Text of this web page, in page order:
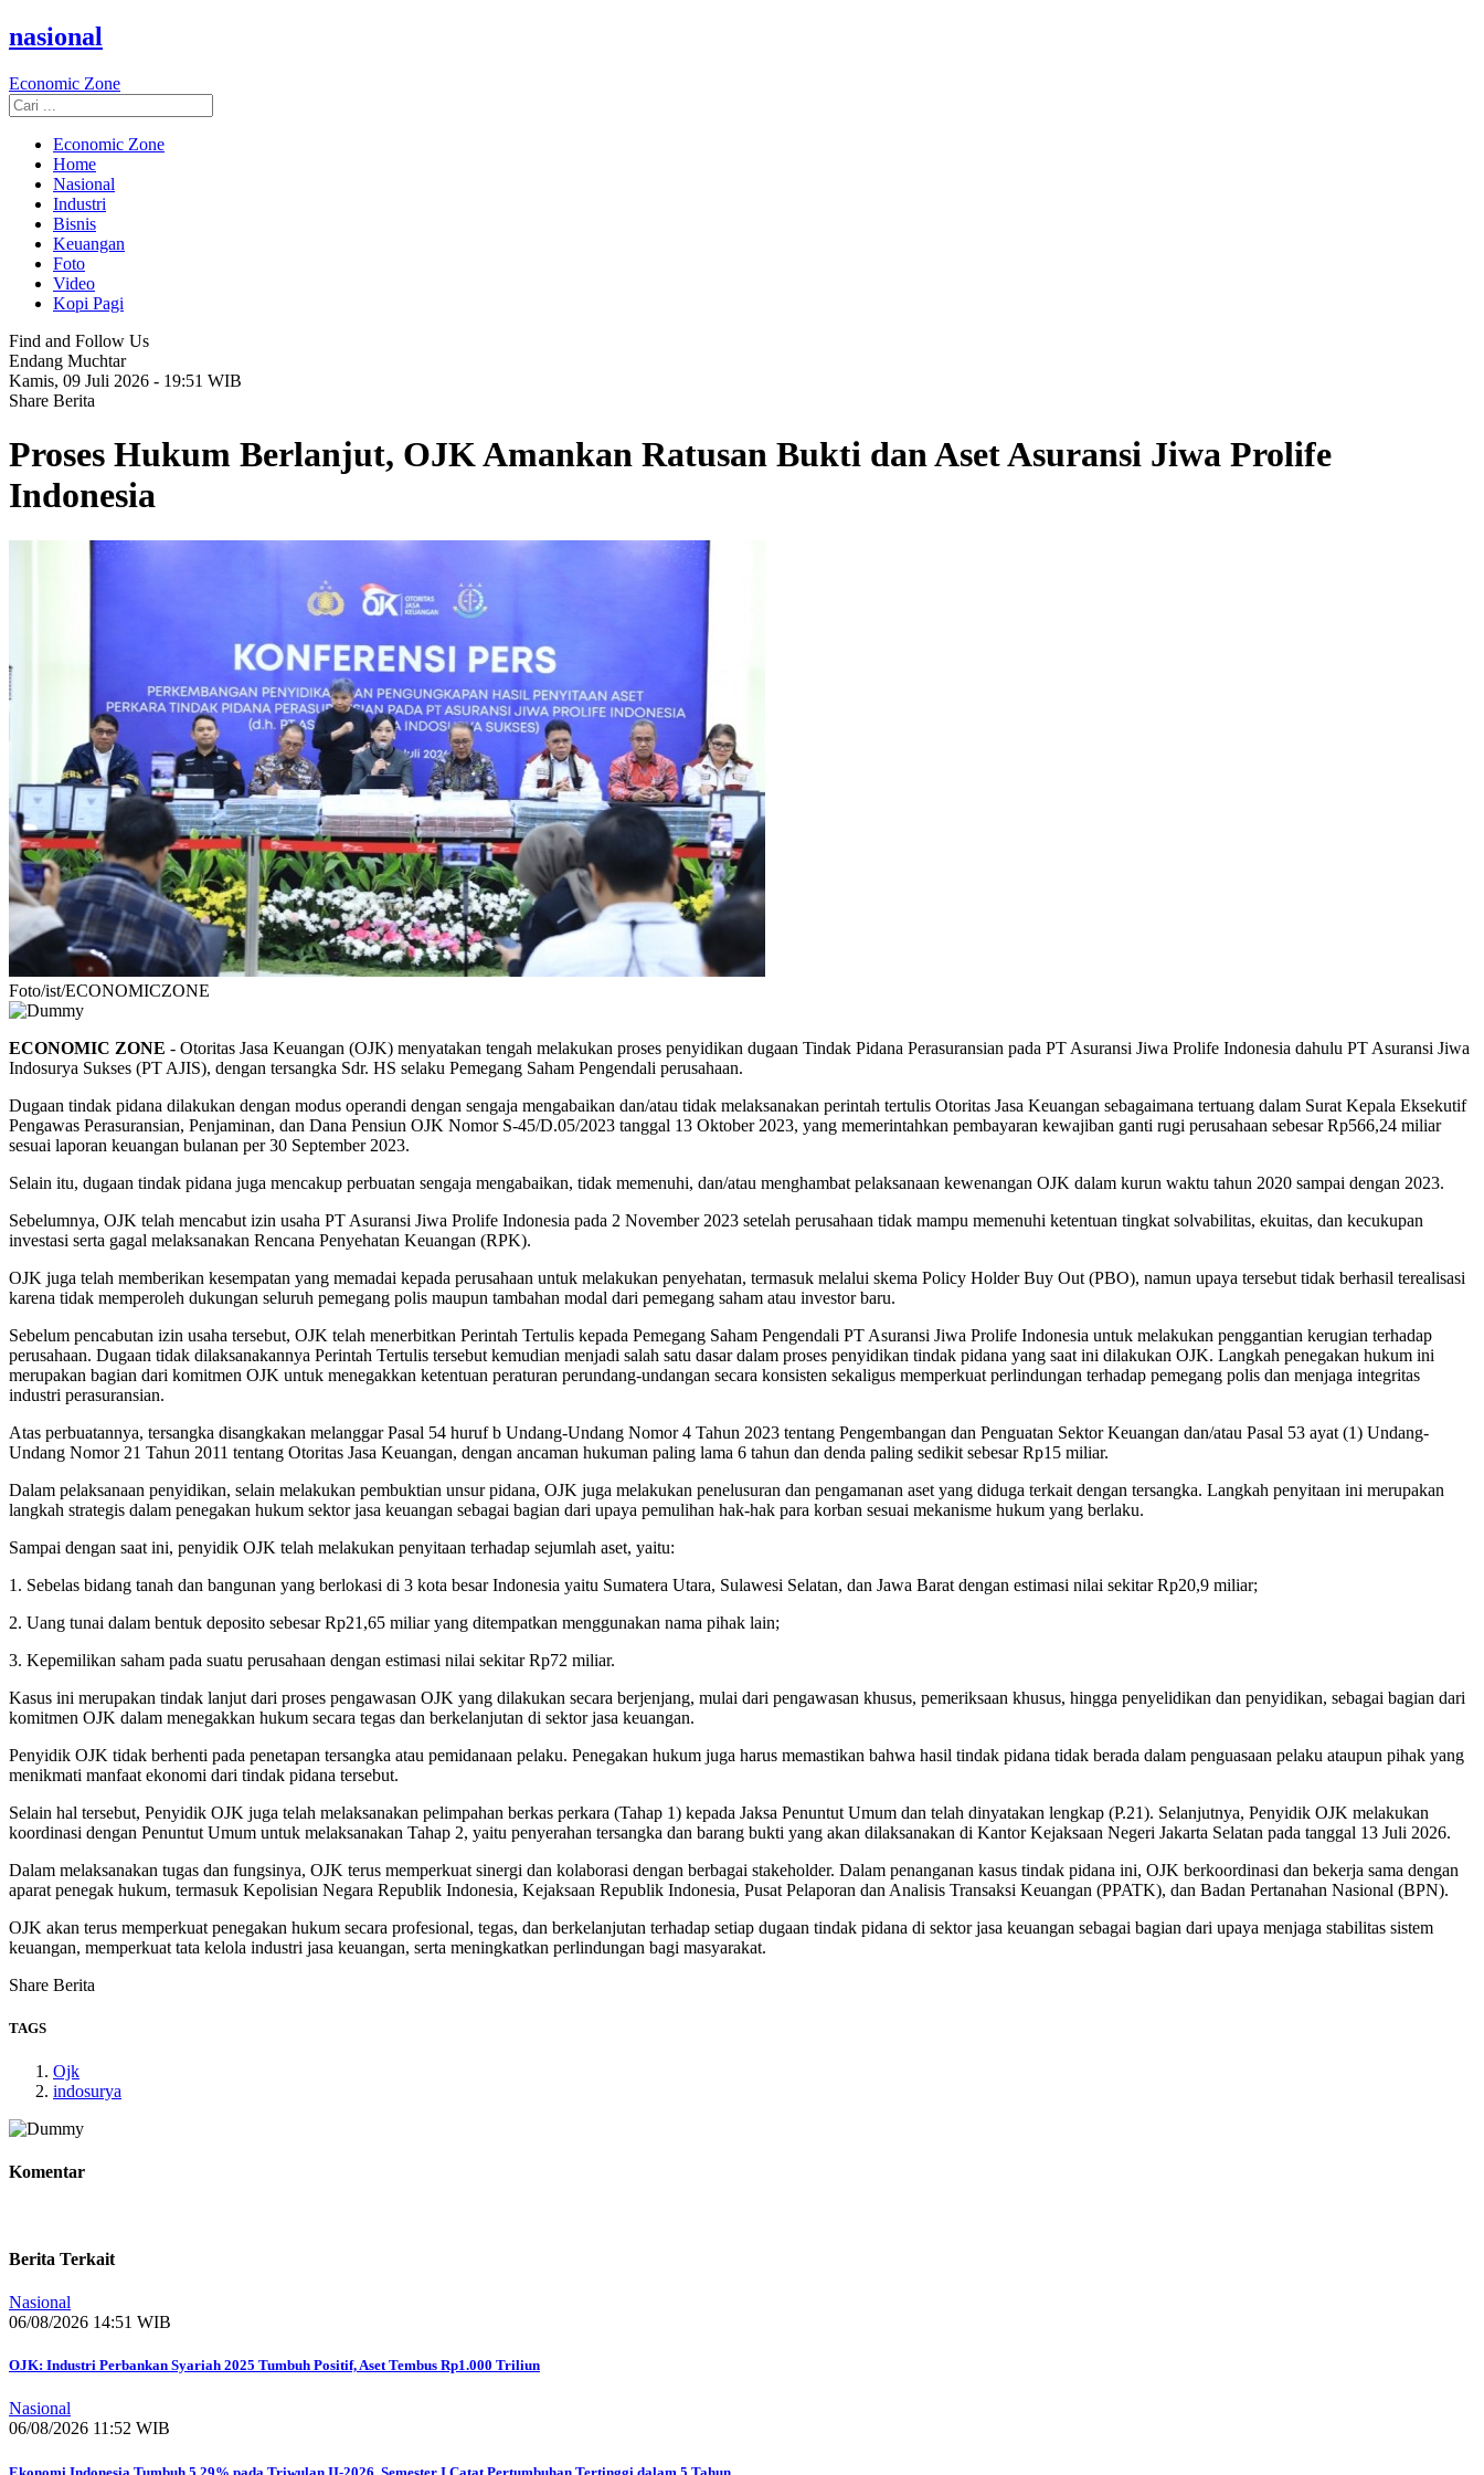
nasional
Economic Zone
Economic Zone
Home
Nasional
Industri
Bisnis
Keuangan
Foto
Video
Kopi Pagi
Find and Follow Us
Endang Muchtar
Kamis, 09 Juli 2026 - 19:51 WIB
Share Berita
Proses Hukum Berlanjut, OJK Amankan Ratusan Bukti dan Aset Asuransi Jiwa Prolife
Indonesia
Foto/ist/ECONOMICZONE
ECONOMIC ZONE - Otoritas Jasa Keuangan (OJK) menyatakan tengah melakukan proses penyidikan dugaan Tindak Pidana Perasuransian pada PT Asuransi Jiwa Prolife Indonesia dahulu PT Asuransi Jiwa
Indosurya Sukses (PT AJIS), dengan tersangka Sdr. HS selaku Pemegang Saham Pengendali perusahaan.
Dugaan tindak pidana dilakukan dengan modus operandi dengan sengaja mengabaikan dan/atau tidak melaksanakan perintah tertulis Otoritas Jasa Keuangan sebagaimana tertuang dalam Surat Kepala Eksekutif
Pengawas Perasuransian, Penjaminan, dan Dana Pensiun OJK Nomor S-45/D.05/2023 tanggal 13 Oktober 2023, yang memerintahkan pembayaran kewajiban ganti rugi perusahaan sebesar Rp566,24 miliar
sesuai laporan keuangan bulanan per 30 September 2023.
Selain itu, dugaan tindak pidana juga mencakup perbuatan sengaja mengabaikan, tidak memenuhi, dan/atau menghambat pelaksanaan kewenangan OJK dalam kurun waktu tahun 2020 sampai dengan 2023.
Sebelumnya, OJK telah mencabut izin usaha PT Asuransi Jiwa Prolife Indonesia pada 2 November 2023 setelah perusahaan tidak mampu memenuhi ketentuan tingkat solvabilitas, ekuitas, dan kecukupan
investasi serta gagal melaksanakan Rencana Penyehatan Keuangan (RPK).
OJK juga telah memberikan kesempatan yang memadai kepada perusahaan untuk melakukan penyehatan, termasuk melalui skema Policy Holder Buy Out (PBO), namun upaya tersebut tidak berhasil terealisasi
karena tidak memperoleh dukungan seluruh pemegang polis maupun tambahan modal dari pemegang saham atau investor baru.
Sebelum pencabutan izin usaha tersebut, OJK telah menerbitkan Perintah Tertulis kepada Pemegang Saham Pengendali PT Asuransi Jiwa Prolife Indonesia untuk melakukan penggantian kerugian terhadap
perusahaan. Dugaan tidak dilaksanakannya Perintah Tertulis tersebut kemudian menjadi salah satu dasar dalam proses penyidikan tindak pidana yang saat ini dilakukan OJK. Langkah penegakan hukum ini
merupakan bagian dari komitmen OJK untuk menegakkan ketentuan peraturan perundang-undangan secara konsisten sekaligus memperkuat perlindungan terhadap pemegang polis dan menjaga integritas
industri perasuransian.
Atas perbuatannya, tersangka disangkakan melanggar Pasal 54 huruf b Undang-Undang Nomor 4 Tahun 2023 tentang Pengembangan dan Penguatan Sektor Keuangan dan/atau Pasal 53 ayat (1) Undang-
Undang Nomor 21 Tahun 2011 tentang Otoritas Jasa Keuangan, dengan ancaman hukuman paling lama 6 tahun dan denda paling sedikit sebesar Rp15 miliar.
Dalam pelaksanaan penyidikan, selain melakukan pembuktian unsur pidana, OJK juga melakukan penelusuran dan pengamanan aset yang diduga terkait dengan tersangka. Langkah penyitaan ini merupakan
langkah strategis dalam penegakan hukum sektor jasa keuangan sebagai bagian dari upaya pemulihan hak-hak para korban sesuai mekanisme hukum yang berlaku.
Sampai dengan saat ini, penyidik OJK telah melakukan penyitaan terhadap sejumlah aset, yaitu:
1. Sebelas bidang tanah dan bangunan yang berlokasi di 3 kota besar Indonesia yaitu Sumatera Utara, Sulawesi Selatan, dan Jawa Barat dengan estimasi nilai sekitar Rp20,9 miliar;
2. Uang tunai dalam bentuk deposito sebesar Rp21,65 miliar yang ditempatkan menggunakan nama pihak lain;
3. Kepemilikan saham pada suatu perusahaan dengan estimasi nilai sekitar Rp72 miliar.
Kasus ini merupakan tindak lanjut dari proses pengawasan OJK yang dilakukan secara berjenjang, mulai dari pengawasan khusus, pemeriksaan khusus, hingga penyelidikan dan penyidikan, sebagai bagian dari
komitmen OJK dalam menegakkan hukum secara tegas dan berkelanjutan di sektor jasa keuangan.
Penyidik OJK tidak berhenti pada penetapan tersangka atau pemidanaan pelaku. Penegakan hukum juga harus memastikan bahwa hasil tindak pidana tidak berada dalam penguasaan pelaku ataupun pihak yang
menikmati manfaat ekonomi dari tindak pidana tersebut.
Selain hal tersebut, Penyidik OJK juga telah melaksanakan pelimpahan berkas perkara (Tahap 1) kepada Jaksa Penuntut Umum dan telah dinyatakan lengkap (P.21). Selanjutnya, Penyidik OJK melakukan
koordinasi dengan Penuntut Umum untuk melaksanakan Tahap 2, yaitu penyerahan tersangka dan barang bukti yang akan dilaksanakan di Kantor Kejaksaan Negeri Jakarta Selatan pada tanggal 13 Juli 2026.
Dalam melaksanakan tugas dan fungsinya, OJK terus memperkuat sinergi dan kolaborasi dengan berbagai stakeholder. Dalam penanganan kasus tindak pidana ini, OJK berkoordinasi dan bekerja sama dengan
aparat penegak hukum, termasuk Kepolisian Negara Republik Indonesia, Kejaksaan Republik Indonesia, Pusat Pelaporan dan Analisis Transaksi Keuangan (PPATK), dan Badan Pertanahan Nasional (BPN).
OJK akan terus memperkuat penegakan hukum secara profesional, tegas, dan berkelanjutan terhadap setiap dugaan tindak pidana di sektor jasa keuangan sebagai bagian dari upaya menjaga stabilitas sistem
keuangan, memperkuat tata kelola industri jasa keuangan, serta meningkatkan perlindungan bagi masyarakat.
Share Berita
TAGS
Ojk
indosurya
Komentar
Berita Terkait
Nasional
06/08/2026 14:51 WIB
OJK: Industri Perbankan Syariah 2025 Tumbuh Positif, Aset Tembus Rp1.000 Triliun
Nasional
06/08/2026 11:52 WIB